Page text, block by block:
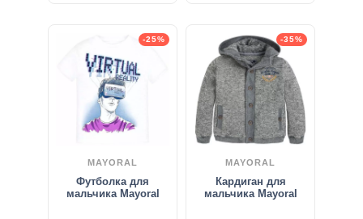
-25%
MAYORAL
Футболка для
мальчика Mayoral
-35%
MAYORAL
Кардиган для
мальчика Mayoral